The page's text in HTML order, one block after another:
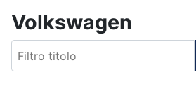
Volkswagen